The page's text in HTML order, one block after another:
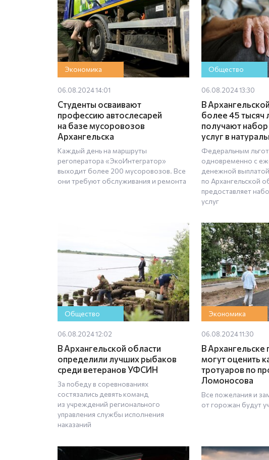
Экономика
06.08.2024 14:01
Студенты осваивают
профессию автослесарей
на базе мусоровозов
Архангельска
Каждый день на маршруты
регоператора «ЭкоИнтегратор»
выходит более 200 мусоровозов. Все
они требуют обслуживания и ремонта
Общество
06.08.2024 13:30
В
более 45 тысяч
получают
услуг в
Федеральным
одновременно с
денежной
по Архангельской
предоставляет
услуг
Общество
06.08.2024 12:02
В Архангельской области
определили лучших рыбаков
среди ветеранов УФСИН
За победу в соревнованиях
состязались девять команд
из учреждений регионального
управления службы исполнения
наказаний
Экономика
06.08.2024 11:30
В
могут оценить
тротуаров по
Ломоносова
Все пожелания и
от горожан будут